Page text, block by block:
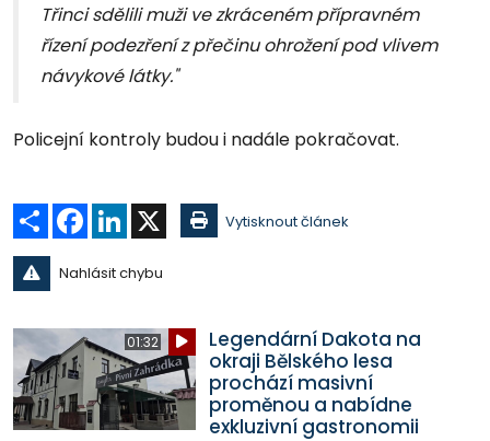
Třinci sdělili muži ve zkráceném přípravném
řízení podezření z přečinu ohrožení pod vlivem
návykové látky."
Policejní kontroly budou i nadále pokračovat.
Sdílet Facebook
LinkedIn Vytisknout článek
Nahlásit chybu
01:32
Legendární Dakota na
okraji Bělského lesa
prochází masivní
proměnou a nabídne
exkluzivní gastronomii